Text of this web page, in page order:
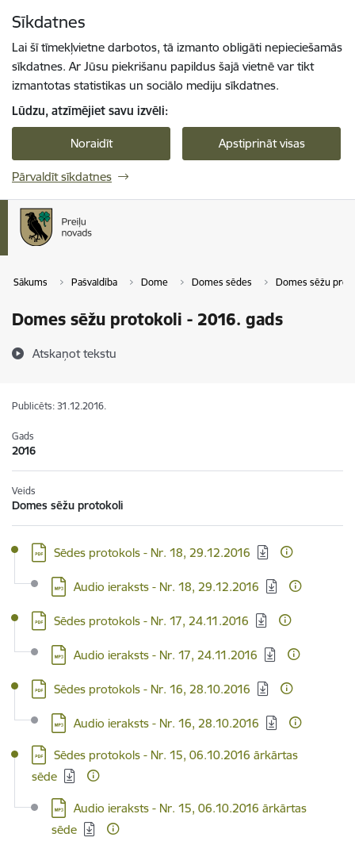
Sīkdatnes
Lai šī tīmekļvietne darbotos, tā izmanto obligāti nepieciešamās
sīkdatnes. Ar Jūsu piekrišanu papildus šajā vietnē var tikt
izmantotas statistikas un sociālo mediju sīkdatnes.
Lūdzu, atzīmējiet savu izvēli:
Noraidīt Apstiprināt visas
Pārvaldīt sīkdatnes
Sākums Pašvaldība Dome Domes sēdes Domes sēžu
Domes sēžu protokoli - 2016. gads
Atskaņot tekstu
Publicēts: 31.12.2016.
Gads
2016
Veids
Domes sēžu protokoli
Lejupielādēt:
Sēdes protokols - Nr. 18, 29.12.2016
Lejupielādēt:
Audio ieraksts - Nr. 18, 29.12.2016
Lejupielādēt:
Sēdes protokols - Nr. 17, 24.11.2016
Lejupielādēt:
Audio ieraksts - Nr. 17, 24.11.2016
Lejupielādēt:
Sēdes protokols - Nr. 16, 28.10.2016
Lejupielādēt:
Audio ieraksts - Nr. 16, 28.10.2016
Lejupielādēt:
Sēdes protokols - Nr. 15, 06.10.2016 ārkārtas
sēde
Lejupielādēt:
Audio ieraksts - Nr. 15, 06.10.2016 ārkārtas
sēde